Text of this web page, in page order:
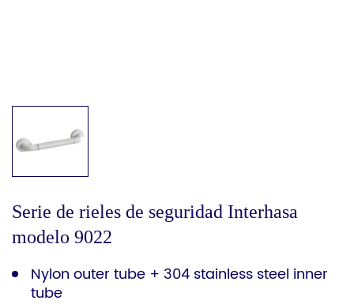
Serie de rieles de seguridad Interhasa
modelo 9022
Nylon outer tube + 304 stainless steel inner
tube